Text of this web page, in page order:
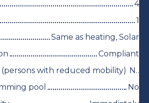
4
1
Same as heating, Solar
Compliant
with reduced mobility)
No
pool
No